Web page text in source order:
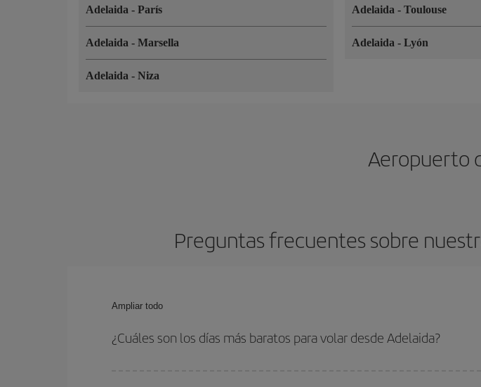
Adelaida - París
Adelaida - Marsella
Adelaida - Niza
Adelaida - Toulouse
Adelaida - Lyón
Aeropuerto
Preguntas frecuentes sobre
Ampliar todo
¿Cuáles son los días más baratos para volar desde Adelaida?